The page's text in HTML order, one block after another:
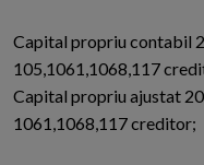
Capital propriu contabil
105,1061,1068,117
Capital propriu ajustat
1061,1068,117 creditor;